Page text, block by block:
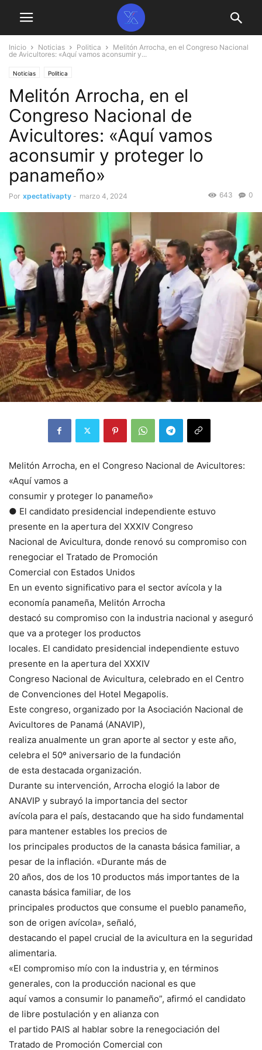
Inicio Noticias Politica
Melitón Arrocha, en el Congreso Nacional
de Avicultores: «Aquí vamos aconsumir y...
Noticias Politica
Melitón Arrocha, en el
Congreso Nacional de
Avicultores: «Aquí vamos
aconsumir y proteger lo
panameño»
Por xpectativapty - marzo 4, 2024 0
643
Melitón Arrocha, en el Congreso Nacional de Avicultores:
«Aquí vamos a
consumir y proteger lo panameño»
● El candidato presidencial independiente estuvo
presente en la apertura del XXXIV Congreso
Nacional de Avicultura, donde renovó su compromiso con
renegociar el Tratado de Promoción
Comercial con Estados Unidos
En un evento significativo para el sector avícola y la
economía panameña, Melitón Arrocha
destacó su compromiso con la industria nacional y aseguró
que va a proteger los productos
locales. El candidato presidencial independiente estuvo
presente en la apertura del XXXIV
Congreso Nacional de Avicultura, celebrado en el Centro
de Convenciones del Hotel Megapolis.
Este congreso, organizado por la Asociación Nacional de
Avicultores de Panamá (ANAVIP),
realiza anualmente un gran aporte al sector y este año,
celebra el 50º aniversario de la fundación
de esta destacada organización.
Durante su intervención, Arrocha elogió la labor de
ANAVIP y subrayó la importancia del sector
avícola para el país, destacando que ha sido fundamental
para mantener estables los precios de
los principales productos de la canasta básica familiar, a
pesar de la inflación. «Durante más de
20 años, dos de los 10 productos más importantes de la
canasta básica familiar, de los
principales productos que consume el pueblo panameño,
son de origen avícola», señaló,
destacando el papel crucial de la avicultura en la seguridad
alimentaria.
«El compromiso mío con la industria y, en términos
generales, con la producción nacional es que
aquí vamos a consumir lo panameño”, afirmó el candidato
de libre postulación y en alianza con
el partido PAIS al hablar sobre la renegociación del
Tratado de Promoción Comercial con